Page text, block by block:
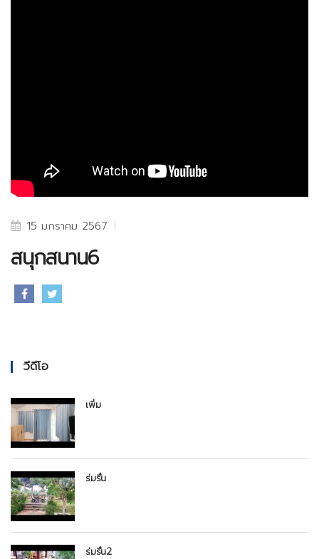
15 มกราคม 2567
สนุกสนาน6
วีดีโอ
เพิ่ม
ร่มรื่น
ร่มรื่น2